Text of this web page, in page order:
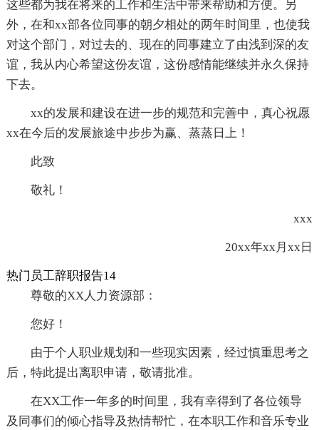
这些都为我在将来的工作和生活中带来帮助和方便。另
外，在和xx部各位同事的朝夕相处的两年时间里，也使我
对这个部门，对过去的、现在的同事建立了由浅到深的友
谊，我从内心希望这份友谊，这份感情能继续并永久保持
下去。
xx的发展和建设在进一步的规范和完善中，真心祝愿
xx在今后的发展旅途中步步为赢、蒸蒸日上！
此致
敬礼！
xxx
20xx年xx月xx日
热门员工辞职报告14
尊敬的XX人力资源部：
您好！
由于个人职业规划和一些现实因素，经过慎重思考之
后，特此提出离职申请，敬请批准。
在XX工作一年多的时间里，我有幸得到了各位领导
及同事们的倾心指导及热情帮忙，在本职工作和音乐专业